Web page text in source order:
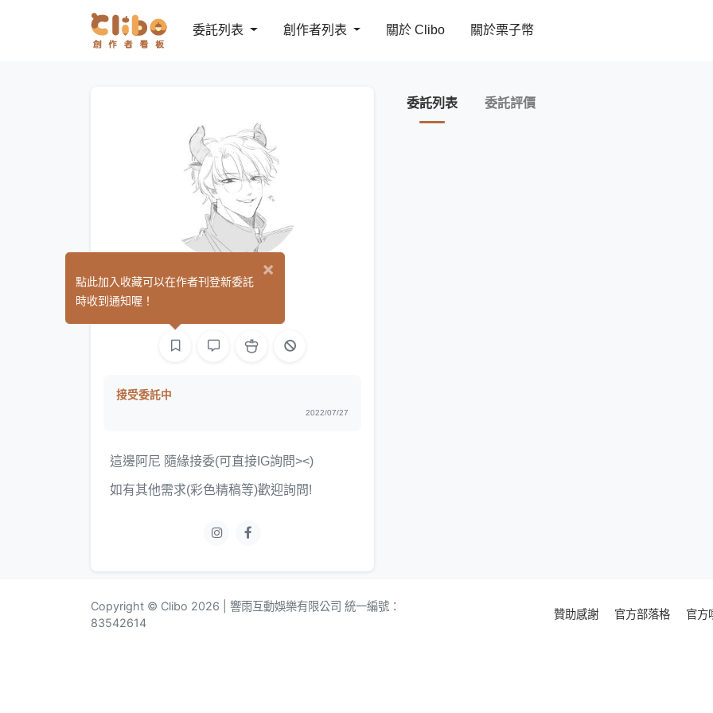
委託列表 創作者列表 關於 Clibo 關於栗子幣
NIki (0)
接受委託中
2022/07/27
這邊阿尼 隨緣接委(可直接IG詢問><)
如有其他需求(彩色精稿等)歡迎詢問!
委託列表 委託評價
Copyright © Clibo 2026 | 響雨互動娛樂有限公司 統一編號：
83542614
贊助感謝 官方部落格 官方
×
點此加入收藏可以在作者刊登新委託
時收到通知喔！